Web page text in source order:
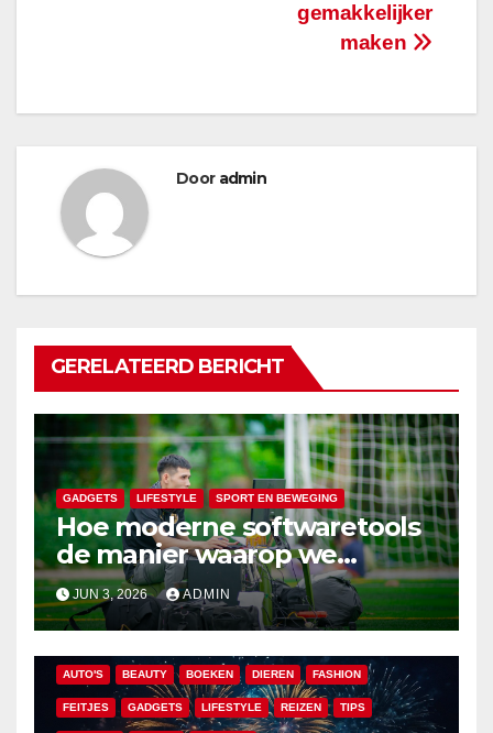
gemakkelijker
maken
Door admin
GERELATEERD BERICHT
GADGETS LIFESTYLE SPORT EN BEWEGING
Hoe moderne softwaretools
de manier waarop we
atletische prestaties volgen
verbeteren
JUN 3, 2026 ADMIN
AUTO'S BEAUTY BOEKEN DIEREN FASHION
FEITJES GADGETS LIFESTYLE REIZEN TIPS